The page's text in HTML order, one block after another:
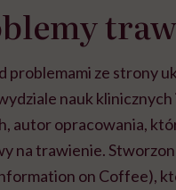
problemami ze strony
nauk
autor opracowania,
na trawienie.
on Coffee),